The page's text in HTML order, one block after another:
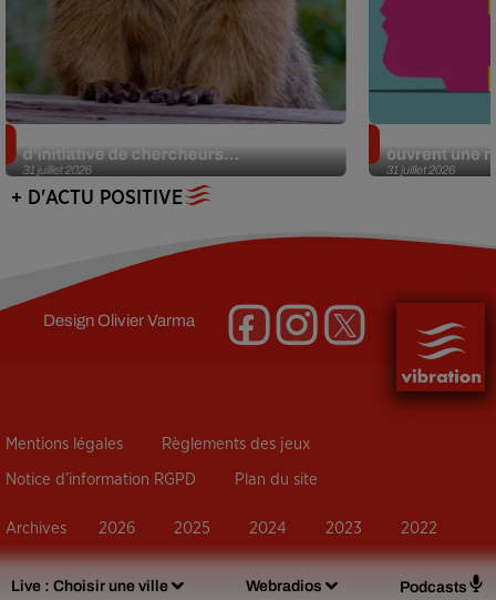
Live : Choisir une ville Webradios Podcasts
31 juillet 2026
d’initiative de chercheurs...
31 juillet 2026
ouvrent une
+ D'ACTU POSITIVE
DesignOlivier Varma
Mentions légales Règlements des jeux
Notice d’information RGPD Plan du site
Archives 2026 2025 2024 2023 2022